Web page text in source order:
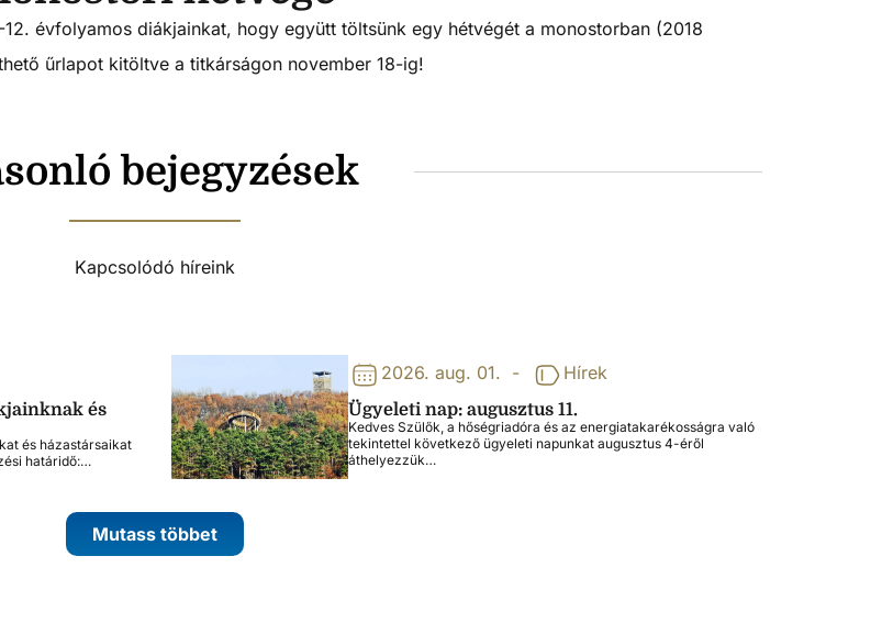
évfolyamos diákjainkat, hogy együtt töltsünk egy hétvégét a monostorban (2018
űrlapot kitöltve a titkárságon november 18-ig!
bejegyzések
Kapcsolódó híreink
és
és házastársaikat
határidő:…
2026. aug. 01. - Hírek
Ügyeleti nap: augusztus 11.
Kedves Szülők, a hőségriadóra és az energiatakarékosságra való
tekintettel következő ügyeleti napunkat augusztus 4-éről
áthelyezzük…
Mutass többet